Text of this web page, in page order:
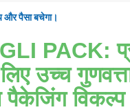
पैसा बचेगा।
PACK:
उच्च
विकल्प